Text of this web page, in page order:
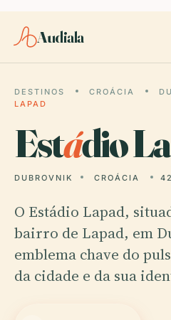
Audiala
DESTINOS CROÁCIA
LAPAD
Estádio
DUBROVNIK CROÁCIA
O Estádio Lapad,
bairro de Lapad, em
emblema chave do
da cidade e da sua